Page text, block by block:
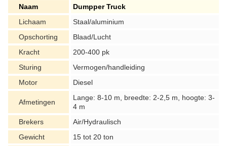
Naam
Dumpper Truck
Lichaam
Staal/aluminium
Opschorting
Blaad/Lucht
Kracht
200-400 pk
Sturing
Vermogen/handleiding
Motor
Diesel
Afmetingen
Lange: 8-10 m, breedte: 2-2,5 m, hoogte: 3-
4 m
Brekers
Air/Hydraulisch
Gewicht
15 tot 20 ton